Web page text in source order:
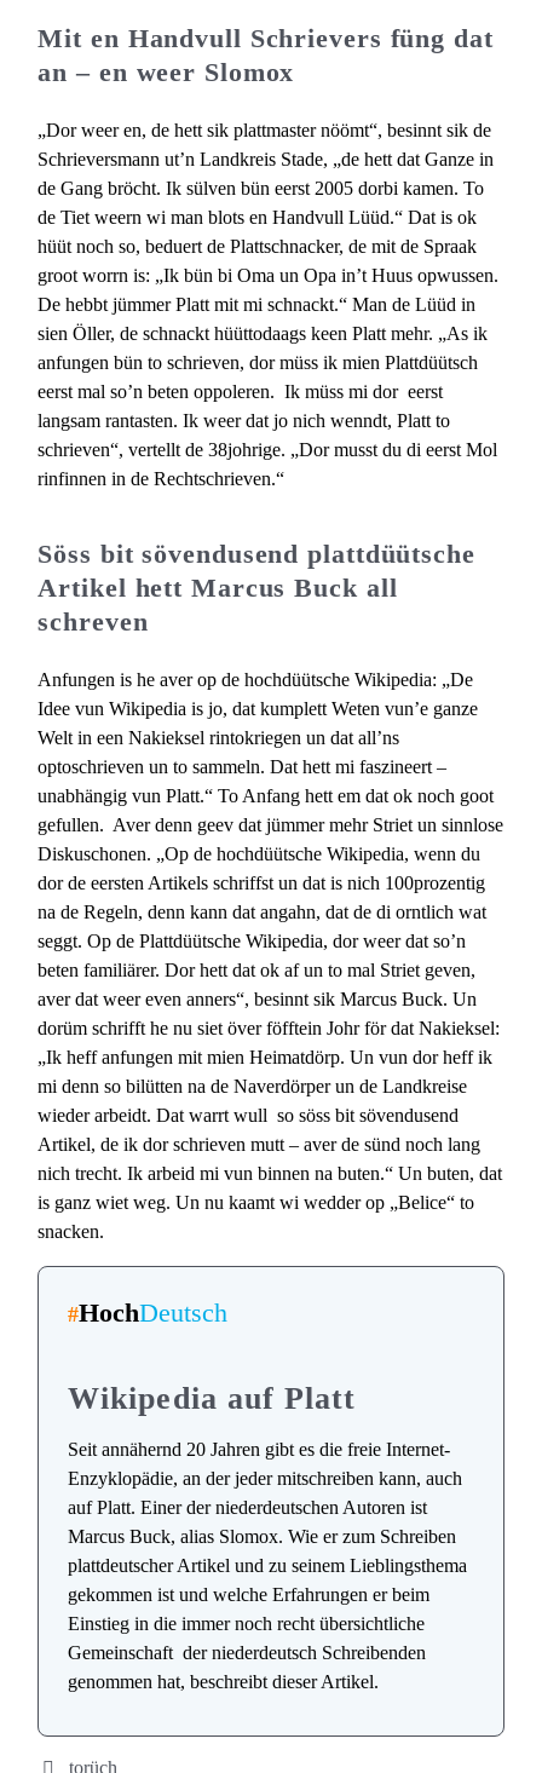
#HochDeutsch
Wikipedia auf Platt
Seit annähernd 20 Jahren gibt es die freie Internet-
Enzyklopädie, an der jeder mitschreiben kann, auch
auf Platt. Einer der niederdeutschen Autoren ist
Marcus Buck, alias Slomox. Wie er zum Schreiben
plattdeutscher Artikel und zu seinem Lieblingsthema
gekommen ist und welche Erfahrungen er beim
Einstieg in die immer noch recht übersichtliche
Gemeinschaft der niederdeutsch Schreibenden
genommen hat, beschreibt dieser Artikel.
Mit en Handvull Schrievers füng dat
an – en weer Slomox
„Dor weer en, de hett sik plattmaster nöömt“, besinnt sik de
Schrieversmann ut’n Landkreis Stade, „de hett dat Ganze in
de Gang bröcht. Ik sülven bün eerst 2005 dorbi kamen. To
de Tiet weern wi man blots en Handvull Lüüd.“ Dat is ok
hüüt noch so, beduert de Plattschnacker, de mit de Spraak
groot worrn is: „Ik bün bi Oma un Opa in’t Huus opwussen.
De hebbt jümmer Platt mit mi schnackt.“ Man de Lüüd in
sien Öller, de schnackt hüüttodaags keen Platt mehr. „As ik
anfungen bün to schrieven, dor müss ik mien Plattdüütsch
eerst mal so’n beten oppoleren. Ik müss mi dor eerst
langsam rantasten. Ik weer dat jo nich wenndt, Platt to
schrieven“, vertellt de 38johrige. „Dor musst du di eerst Mol
rinfinnen in de Rechtschrieven.“
Söss bit sövendusend plattdüütsche
Artikel hett Marcus Buck all
schreven
Anfungen is he aver op de hochdüütsche Wikipedia: „De
Idee vun Wikipedia is jo, dat kumplett Weten vun’e ganze
Welt in een Nakieksel rintokriegen un dat all’ns
optoschrieven un to sammeln. Dat hett mi faszineert –
unabhängig vun Platt.“ To Anfang hett em dat ok noch goot
gefullen. Aver denn geev dat jümmer mehr Striet un sinnlose
Diskuschonen. „Op de hochdüütsche Wikipedia, wenn du
dor de eersten Artikels schriffst un dat is nich 100prozentig
na de Regeln, denn kann dat angahn, dat de di orntlich wat
seggt. Op de Plattdüütsche Wikipedia, dor weer dat so’n
beten familiärer. Dor hett dat ok af un to mal Striet geven,
aver dat weer even anners“, besinnt sik Marcus Buck. Un
dorüm schrifft he nu siet över föfftein Johr för dat Nakieksel:
„Ik heff anfungen mit mien Heimatdörp. Un vun dor heff ik
mi denn so bilütten na de Naverdörper un de Landkreise
wieder arbeidt. Dat warrt wull so söss bit sövendusend
Artikel, de ik dor schrieven mutt – aver de sünd noch lang
nich trecht. Ik arbeid mi vun binnen na buten.“ Un buten, dat
is ganz wiet weg. Un nu kaamt wi wedder op „Belice“ to
snacken.
torüch